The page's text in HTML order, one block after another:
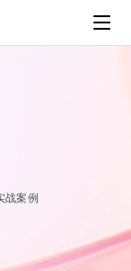
战案例